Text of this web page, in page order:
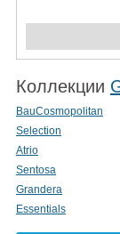
Коллекции
BauCosmopolitan
Selection
Atrio
Sentosa
Grandera
Essentials